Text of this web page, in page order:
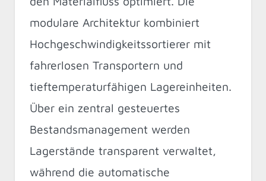
modulare Architektur kombiniert
Hochgeschwindigkeitssortierer mit
fahrerlosen Transportern und
tieftemperaturfähigen Lagereinheiten.
Über ein zentral gesteuertes
Bestandsmanagement werden
Lagerstände transparent verwaltet,
während die automatische